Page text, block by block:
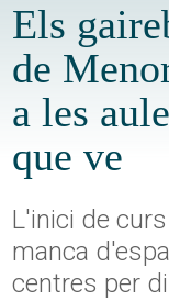
Els
de
a les
que ve
L'inici de
manca
centres per